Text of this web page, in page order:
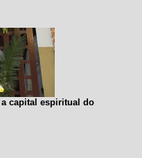
a capital espiritual do